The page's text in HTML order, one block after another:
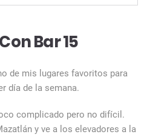
Bar 15
de mis lugares favoritos para
día de la semana.
complicado pero no difícil.
y ve a los elevadores a la